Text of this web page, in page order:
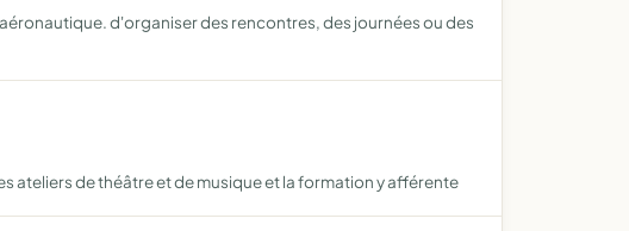
d'organiser des rencontres, des journées ou des
ateliers de théâtre et de musique et la formation y afférente